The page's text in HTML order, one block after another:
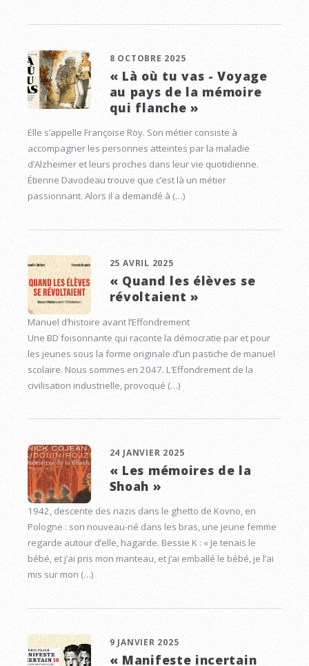
8 OCTOBRE 2025
« Là où tu vas - Voyage
au pays de la mémoire
qui flanche »
Elle s’appelle Françoise Roy. Son métier consiste à
accompagner les personnes atteintes par la maladie
d’Alzheimer et leurs proches dans leur vie quotidienne.
Étienne Davodeau trouve que c’est là un métier
passionnant. Alors il a demandé à (…)
25 AVRIL 2025
« Quand les élèves se
révoltaient »
Manuel d’histoire avant l’Effondrement
Une BD foisonnante qui raconte la démocratie par et pour
les jeunes sous la forme originale d’un pastiche de manuel
scolaire. Nous sommes en 2047. L’Effondrement de la
civilisation industrielle, provoqué (…)
24 JANVIER 2025
« Les mémoires de la
Shoah »
1942, descente des nazis dans le ghetto de Kovno, en
Pologne : son nouveau-né dans les bras, une jeune femme
regarde autour d’elle, hagarde. Bessie K : « Je tenais le
bébé, et j’ai pris mon manteau, et j’ai emballé le bébé, je l’ai
mis sur mon (…)
9 JANVIER 2025
« Manifeste incertain